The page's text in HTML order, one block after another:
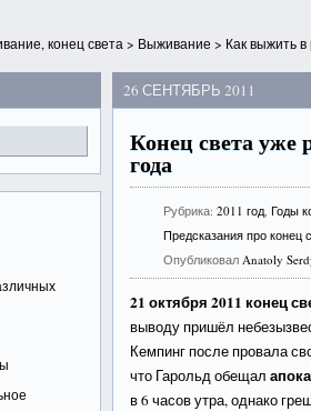
конец света > Выживание > Как выжить
26 СЕНТЯБРЬ 2011
Конец света уже
года
Рубрика:2011 год,Годы
Предсказания про конец
ОпубликовалAnatoly
21 октября 2011 конец
выводу пришёл
Кемпинг после провала
что Гарольд обещал
в 6 часов утра, однако